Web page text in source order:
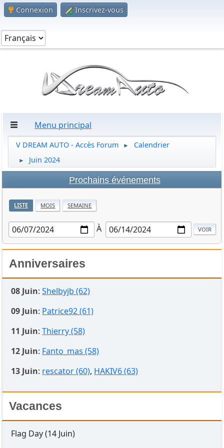
Connexion Inscrivez-vous
Menu principal
V DREAM AUTO - Accès Forum ► Calendrier
► Juin 2024
Prochains événements
LISTE MOIS SEMAINE
À
Anniversaires
08 Juin:Shelbyjb (62)
09 Juin: Patrice92 (61)
11 Juin:Thierry (58)
12 Juin: Fanto_mas (58)
13 Juin: rescator (60), HAKIV6 (63)
Vacances
Flag Day (14 Juin)